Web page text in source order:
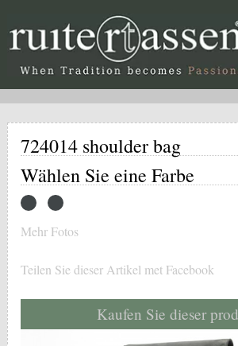
724014 shoulder bag
Wählen Sie eine Farbe
Mehr Fotos
Teilen Sie dieser Artikel met Facebook
Kaufen Sie dieser